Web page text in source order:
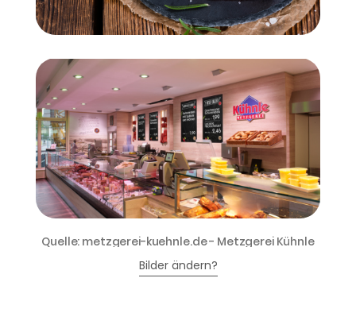
Quelle: metzgerei-kuehnle.de - Metzgerei Kühnle
Bilder ändern?